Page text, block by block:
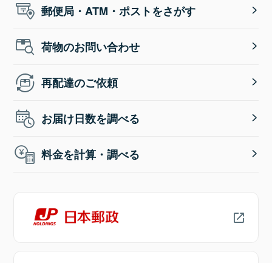
郵便局・ATM・ポストをさがす
荷物のお問い合わせ
再配達のご依頼
お届け日数を調べる
料金を計算・調べる